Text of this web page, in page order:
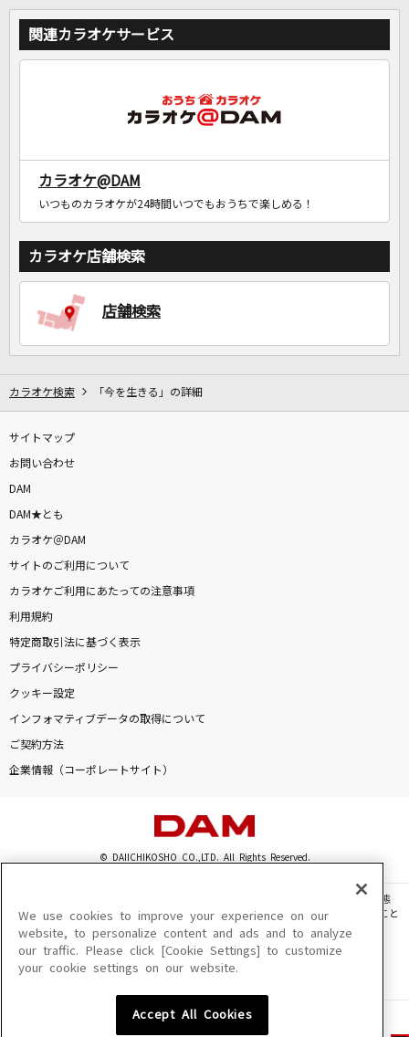
家族や友達と一緒に！練習にも！
関連カラオケサービス
カラオケ@DAM
いつものカラオケが24時間いつでもおうちで楽しめる！
カラオケ店舗検索
店舗検索
カラオケ検索 「今を生きる」の詳細
サイトマップ
お問い合わせ
DAM
DAM★とも
カラオケ＠DAM
サイトのご利用について
カラオケご利用にあたっての注意事項
利用規約
特定商取引法に基づく表示
プライバシーポリシー
クッキー設定
インフォマティブデータの取得について
ご契約方法
企業情報（コーポレートサイト）
© DAIICHIKOSHO CO.,LTD. All Rights Reserved.
このサイトに掲載されている一切の文章・画像・写真・動画・音声等を、手段や形態
を問わず、著作権法の定める範囲を超えて無断で複製、転載、ファイル化などすること
を禁じます。
楽曲及びコンテンツは、機種によりご利用いただけない場合があります。
楽曲及びコンテンツの配信日、配信内容が変更になる場合があります。
We use cookies to improve your experience on our
website, to personalize content and ads and to analyze
our traffic. Please click [Cookie Settings] to customize
your cookie settings on our website.
Accept All Cookies